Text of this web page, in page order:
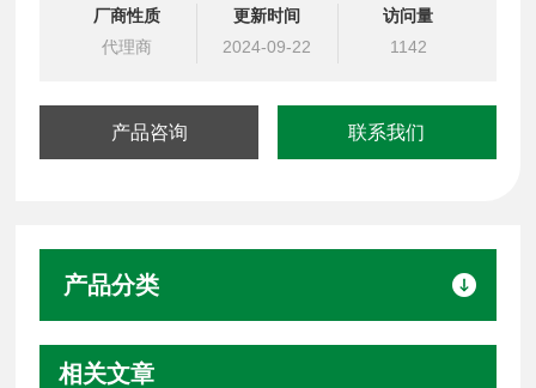
提供油路系统设计,油路块设计,阀块设计与选型
液压油缸，经销力士乐、派克、中国台湾北部等液压元件
厂商性质
代理商
更新时间
2024-09-22
访问量
1142
产品咨询 联系我们
产品分类
相关文章